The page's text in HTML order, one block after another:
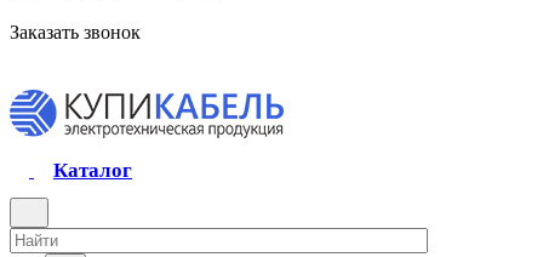
Заказать звонок
Каталог